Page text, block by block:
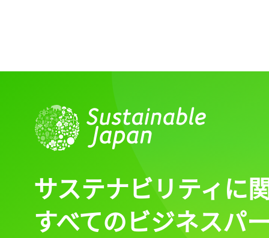
サステナビリティに
すべてのビジネスパ